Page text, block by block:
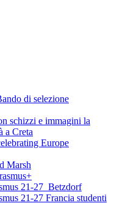
di selezione
schizzi e immagini la
a Creta
Europe
Marsh
21-27 Betzdorf
21-27 Francia studenti